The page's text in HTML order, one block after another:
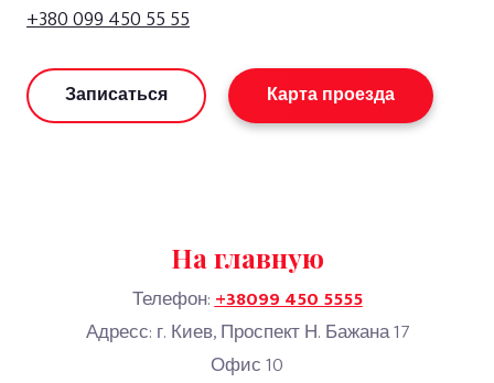
+380 099 450 55 55
Записаться Карта проезда
На главную
Телефон:+38099 450 5555
Адресс: г. Киев, Проспект Н. Бажана 17
Офис 10